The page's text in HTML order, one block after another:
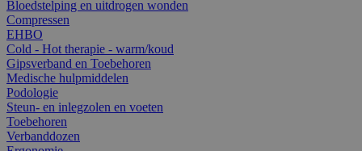
Bloedstelping en uitdrogen wonden
Compressen
EHBO
Cold - Hot therapie - warm/koud
Gipsverband en Toebehoren
Medische hulpmiddelen
Podologie
Steun- en inlegzolen en voeten
Toebehoren
Verbanddozen